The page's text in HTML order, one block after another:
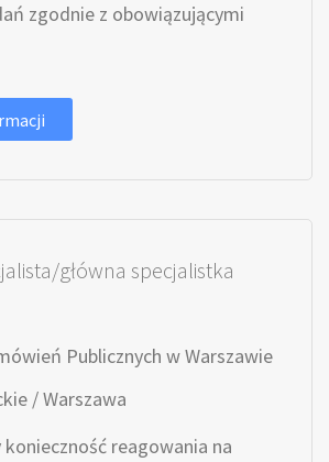
zgodnie z obowiązującymi
główna specjalistka
Publicznych w Warszawie
/ Warszawa
konieczność reagowania na